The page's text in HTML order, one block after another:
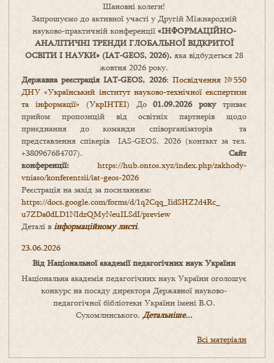
Шановні колеги!
Запрошуємо до активної участі у Другій Міжнародній
науково-практичній конференції «ІНФОРМАЦІЙНО-
АНАЛІТИЧНІ ТРЕНДИ ГЛОБАЛЬНОЇ ВІДКРИТОЇ
ОСВІТИ І НАУКИ» (IAT-GEOS, 2026),яка відбудеться 28
жовтня 2026 року.
Державна реєстрація IAT-GEOS, 2026: Посвідчення №550
ДНУ «Український інститут науково-технічної експертизи
та інформації» (УкрІНТЕІ) До01.09.2026 рокутриває
прийом пропозицій від освітніх партнерів щодо
приєднання до команди співорганізаторів та
представлення спікерів IAS-GEOS, 2026 (контакт за тел.
+380967684707). Сайт
конференції: https://hub.ontos.xyz/index.php/zakhody-
vniaso/konferentsii/iat-geos-2026
Реєстрація на захід за посиланням:
https://docs.google.com/forms/d/1q2Cqq_IidSHZ2d4Rc_
u7ZDa0dLD1NIdzQMyNeuILSdI/preview
Деталі в інформаційному листі.
23.06.2026
Від Національної академії педагогічних наук України
Національна академія педагогічних наук України оголошує
конкурс на посаду директора Державної науково-
педагогічної бібліотеки України імені В.О.
Сухомлинського. Детальніше...
Всі матеріали